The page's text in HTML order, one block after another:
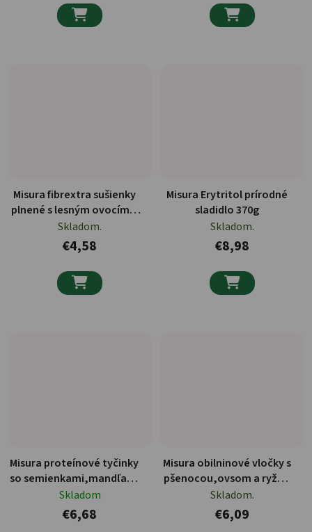
 
Misura fibrextra sušienky
plnené s lesným ovocím a
červenou repou 260g
Skladom.
€4,58

Misura Erytritol prírodné
sladidlo 370g
Skladom.
€8,98

Misura proteínové tyčinky
so semienkami,mandľami
a červeným ovocím 4 x 30
g
Skladom
€6,68
Misura obilninové vločky s
pšenocou,ovsom a ryžou
350g
Skladom.
€6,09